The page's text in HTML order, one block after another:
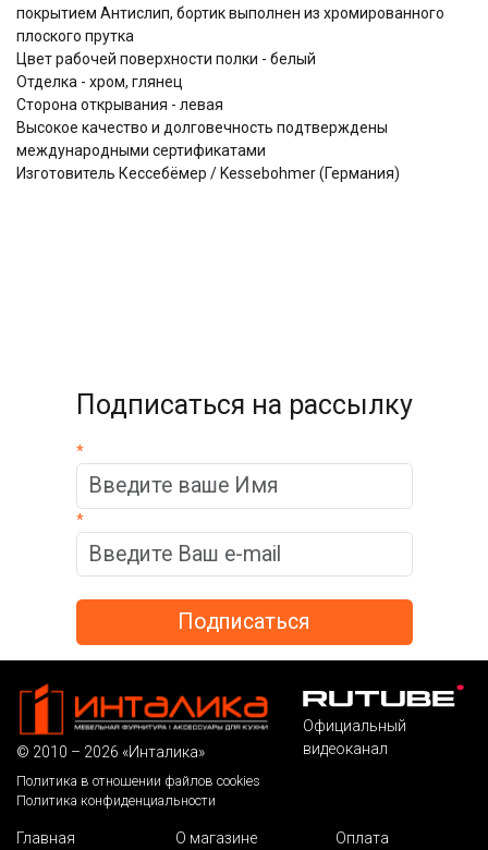
покрытием Антислип, бортик выполнен из хромированного
плоского прутка
Цвет рабочей поверхности полки - белый
Отделка - хром, глянец
Сторона открывания - левая
Высокое качество и долговечность подтверждены
международными сертификатами
Изготовитель Кессебёмер / Kessebohmer (Германия)
Подписаться на рассылку
*
*
© 2010 – 2026 «Инталика»
Политика в отношении файлов cookies
Политика конфиденциальности
Официальный
видеоканал
Главная О магазине Оплата